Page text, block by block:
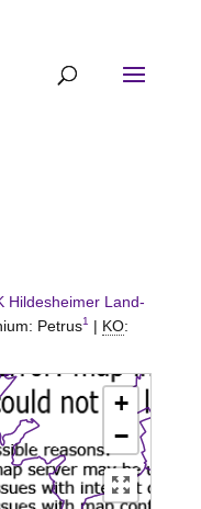
Hildesheimer Land-
Petrus1 | KO:
+
−